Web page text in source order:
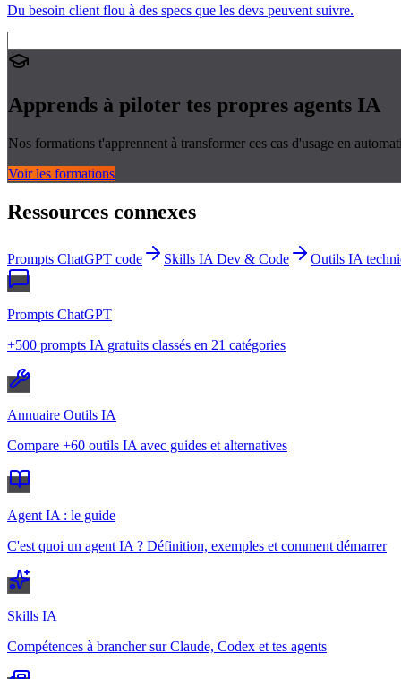
Du besoin client flou à des specs que les devs peuvent suivre.
Apprends à piloter tes propres agents IA
Nos formations t'apprennent à transformer ces cas d'usage en
Voir les formations
Ressources connexes
Prompts ChatGPT code Skills IA Dev & Code Outils IA
Prompts ChatGPT
+500 prompts IA gratuits classés en 21 catégories
Annuaire Outils IA
Compare +60 outils IA avec guides et alternatives
Agent IA : le guide
C'est quoi un agent IA ? Définition, exemples et comment démarrer
Skills IA
Compétences à brancher sur Claude, Codex et tes agents